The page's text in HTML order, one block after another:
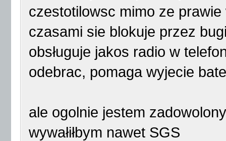
czestotilowsc mimo ze
czasami sie blokuje przez
obsługuje jakos radio w
odebrac, pomaga wyjecie
ale ogolnie jestem
wywałiłbym nawet SGS